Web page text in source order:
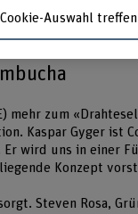
mehr zum
Kaspar Gyger ist
wird uns in einer
Konzept
Steven Rosa,
Cookie-Auswahl treffen